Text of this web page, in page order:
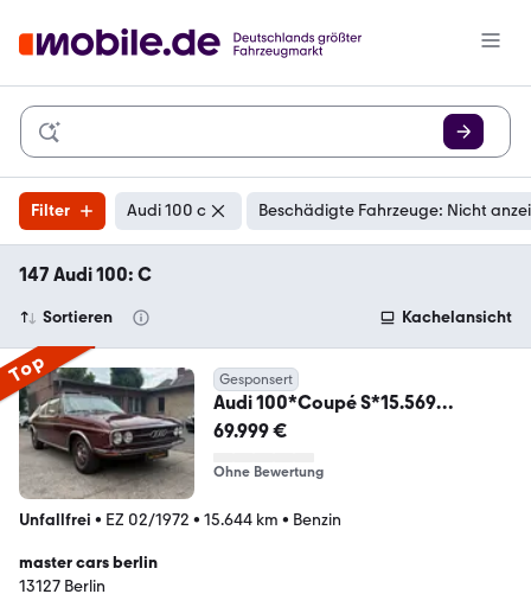
Filter Audi 100 c Beschädigte Fahrzeuge: Nicht
147 Audi 100: C
Sortieren Kachelansicht
Top Gesponsert
Audi 100*Coupé S*15.569
km*Sammlerzustand*Oldtimer
69.999 €
Ohne Bewertung
Unfallfrei • EZ 02/1972 • 15.644 km • Benzin
master cars berlin
13127 Berlin